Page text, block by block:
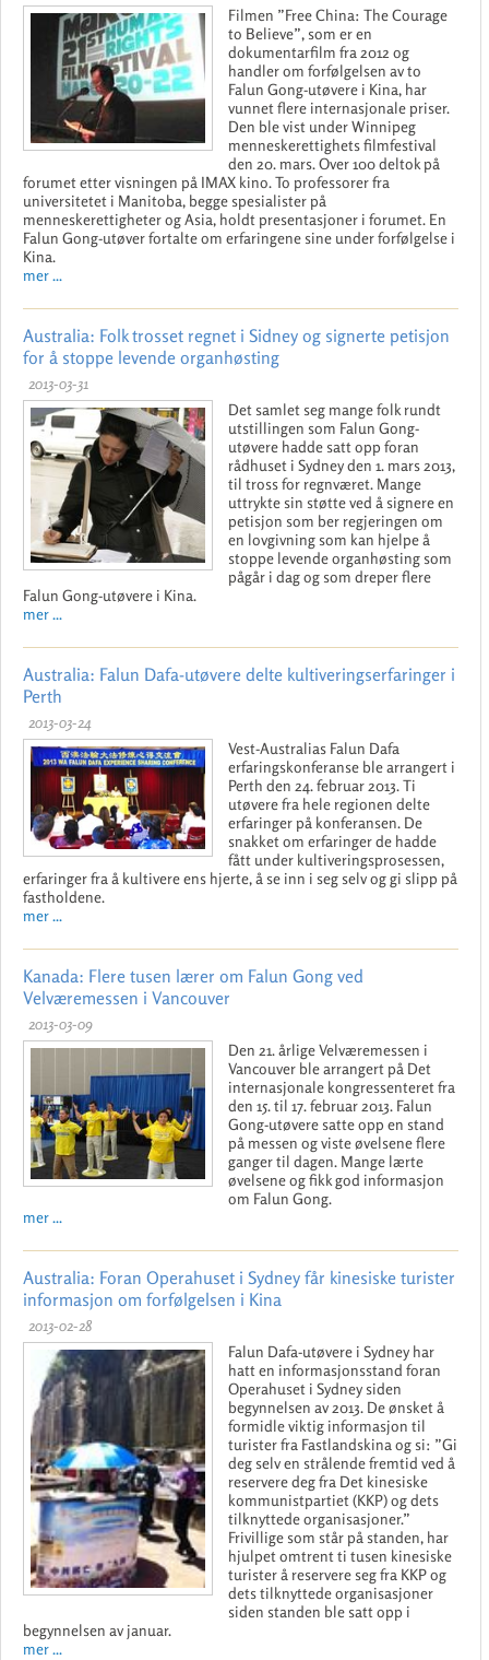
Filmen ”Free China: The Courage
to Believe”, som er en
dokumentarfilm fra 2012 og
handler om forfølgelsen av to
Falun Gong-utøvere i Kina, har
vunnet flere internasjonale priser.
Den ble vist under Winnipeg
menneskerettighets filmfestival
den 20. mars. Over 100 deltok på
forumet etter visningen på IMAX kino. To professorer fra
universitetet i Manitoba, begge spesialister på
menneskerettigheter og Asia, holdt presentasjoner i forumet. En
Falun Gong-utøver fortalte om erfaringene sine under forfølgelse i
Kina.
mer ...
Australia: Folk trosset regnet i Sidney og signerte petisjon
for å stoppe levende organhøsting
2013-03-31
Det samlet seg mange folk rundt
utstillingen som Falun Gong-
utøvere hadde satt opp foran
rådhuset i Sydney den 1. mars 2013,
til tross for regnværet. Mange
uttrykte sin støtte ved å signere en
petisjon som ber regjeringen om
en lovgivning som kan hjelpe å
stoppe levende organhøsting som
pågår i dag og som dreper flere
Falun Gong-utøvere i Kina.
mer ...
Australia: Falun Dafa-utøvere delte kultiveringserfaringer i
Perth
2013-03-24
Vest-Australias Falun Dafa
erfaringskonferanse ble arrangert i
Perth den 24. februar 2013. Ti
utøvere fra hele regionen delte
erfaringer på konferansen. De
snakket om erfaringer de hadde
fått under kultiveringsprosessen,
erfaringer fra å kultivere ens hjerte, å se inn i seg selv og gi slipp på
fastholdene.
mer ...
Kanada: Flere tusen lærer om Falun Gong ved
Velværemessen i Vancouver
2013-03-09
Den 21. årlige Velværemessen i
Vancouver ble arrangert på Det
internasjonale kongressenteret fra
den 15. til 17. februar 2013. Falun
Gong-utøvere satte opp en stand
på messen og viste øvelsene flere
ganger til dagen. Mange lærte
øvelsene og fikk god informasjon
om Falun Gong.
mer ...
Australia: Foran Operahuset i Sydney får kinesiske turister
informasjon om forfølgelsen i Kina
2013-02-28
Falun Dafa-utøvere i Sydney har
hatt en informasjonsstand foran
Operahuset i Sydney siden
begynnelsen av 2013. De ønsket å
formidle viktig informasjon til
turister fra Fastlandskina og si: ”Gi
deg selv en strålende fremtid ved å
reservere deg fra Det kinesiske
kommunistpartiet (KKP) og dets
tilknyttede organisasjoner.”
Frivillige som står på standen, har
hjulpet omtrent ti tusen kinesiske
turister å reservere seg fra KKP og
dets tilknyttede organisasjoner
siden standen ble satt opp i
begynnelsen av januar.
mer ...